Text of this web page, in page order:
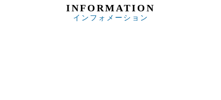
INFORMATION
インフォメーション